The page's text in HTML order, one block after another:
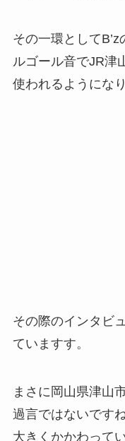
その一環として
ルゴール音でJR津
使われるようにな
その際のインタビ
ていますす。
まさに岡山県津山
過言ではないです
大きくかかわって